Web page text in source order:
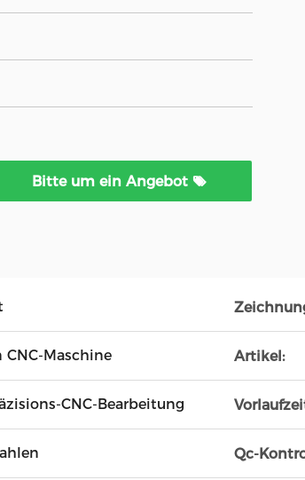
Bitte um ein Angebot
Maschine Artikel:
CNC-Bearbeitung
Qc-